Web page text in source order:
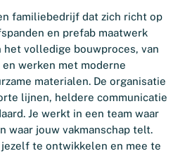
familiebedrijf dat zich richt op
en prefab maatwerk
het volledige bouwproces, van
werken met moderne
materialen. De organisatie
lijnen, heldere communicatie
Je werkt in een team waar
waar jouw vakmanschap telt.
te ontwikkelen en mee te